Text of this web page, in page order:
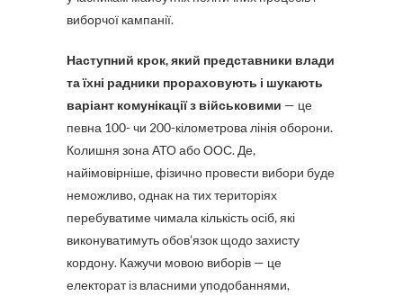
виборчої кампанії.
Наступний крок, який представники влади
та їхні радники прораховують і шукають
варіант комунікації з військовими — це
певна 100- чи 200-кілометрова лінія оборони.
Колишня зона АТО або ООС. Де,
найімовірніше, фізично провести вибори буде
неможливо, однак на тих територіях
перебуватиме чимала кількість осіб, які
виконуватимуть обов’язок щодо захисту
кордону. Кажучи мовою виборів — це
електорат із власними уподобаннями,